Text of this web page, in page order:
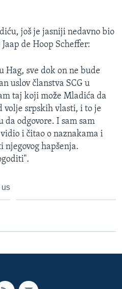
još je jasniji nedavno bio
de Hoop Scheffer:
Hag, sve dok on ne bude
uslov članstva SCG u
taj koji može Mladića da
volje srpskih vlasti, i to je
odgovore. I sam sam
i čitao o naznakama i
njegovog hapšenja.
us